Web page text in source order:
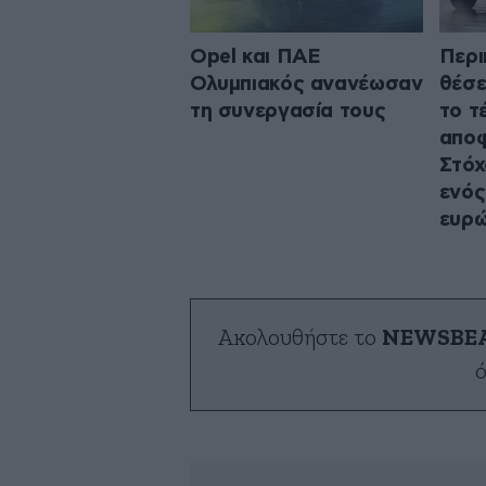
Opel και ΠΑΕ
Ολυμπιακός ανανέωσαν
τη συνεργασία τους
το
Ακολουθήστε το